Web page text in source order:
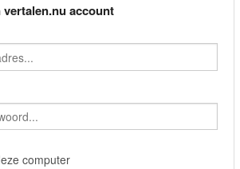
vertalen.nu account
computer